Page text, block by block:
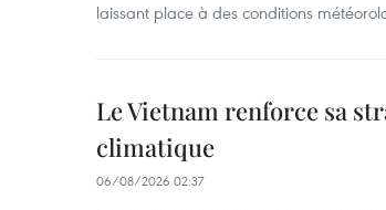
laissant place à des conditions
Le Vietnam renforce sa
climatique
06/08/2026 02:37